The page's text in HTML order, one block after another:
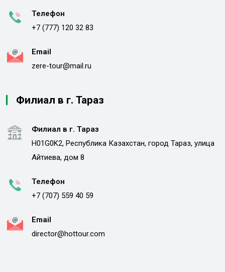
Телефон
+7 (777) 120 32 83
Email
zere-tour@mail.ru
Филиал в г. Тараз
Филиал в г. Тараз
H01G0K2, Республика Казахстан, город Тараз, улица
Айтиева, дом 8
Телефон
+7 (707) 559 40 59
Email
director@hottour.com